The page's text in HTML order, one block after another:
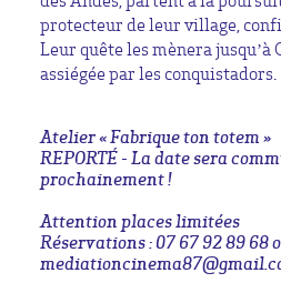
protecteur de leur village,
Leur quête les mènera jusqu’à
assiégée par les conquistadors.
Atelier « Fabrique ton totem »
REPORTÉ - La date sera
prochainement !
Attention places limitées
Réservations : 07 67 92 89 68